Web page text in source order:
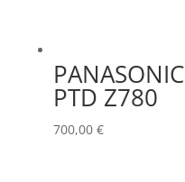
PANASONIC
PTD Z780
700,00 €